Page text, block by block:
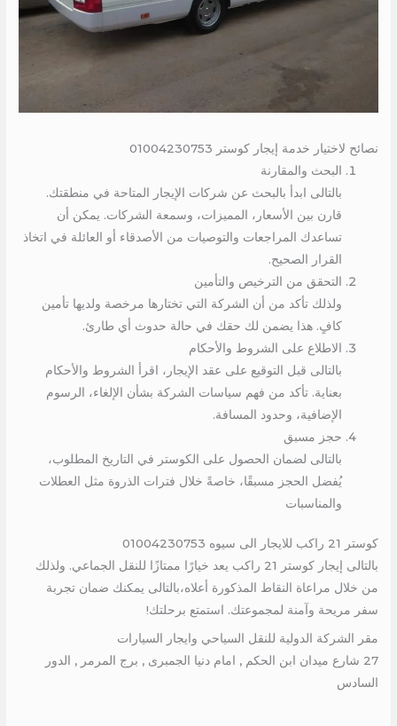
نصائح لاختيار خدمة إيجار كوستر 01004230753
البحث والمقارنة
بالتالى ابدأ بالبحث عن شركات الإيجار المتاحة في منطقتك.
قارن بين الأسعار، المميزات، وسمعة الشركات. يمكن أن
تساعدك المراجعات والتوصيات من الأصدقاء أو العائلة في اتخاذ
القرار الصحيح.
التحقق من الترخيص والتأمين
ولذلك تأكد من أن الشركة التي تختارها مرخصة ولديها تأمين
كافٍ. هذا يضمن لك حقك في حالة حدوث أي طارئ.
الاطلاع على الشروط والأحكام
بالتالى قبل التوقيع على عقد الإيجار، اقرأ الشروط والأحكام
بعناية. تأكد من فهم سياسات الشركة بشأن الإلغاء، الرسوم
الإضافية، وحدود المسافة.
حجز مسبق
بالتالى لضمان الحصول على الكوستر في التاريخ المطلوب،
يُفضل الحجز مسبقًا، خاصةً خلال فترات الذروة مثل العطلات
والمناسبات
كوستر 21 راكب للايجار الى سيوه 01004230753
بالتالى إيجار كوستر 21 راكب يعد خيارًا ممتازًا للنقل الجماعي. ولذلك
من خلال مراعاة النقاط المذكورة أعلاه،بالتالى يمكنك ضمان تجربة
سفر مريحة وآمنة لمجموعتك. استمتع برحلتك!
مقر الشركة الدولية للنقل السياحي وايجار السيارات
27 شارع ميدان ابن الحكم , امام دنيا الجمبرى , برج المرمر , الدور
السادس